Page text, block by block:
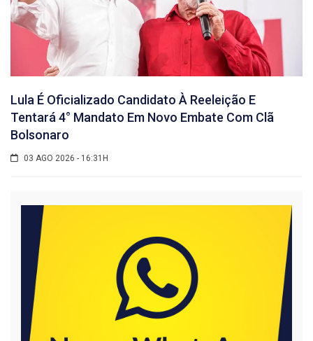
Lula É Oficializado Candidato À Reeleição E
Tentará 4° Mandato Em Novo Embate Com Clã
Bolsonaro
03 AGO 2026 - 16:31H